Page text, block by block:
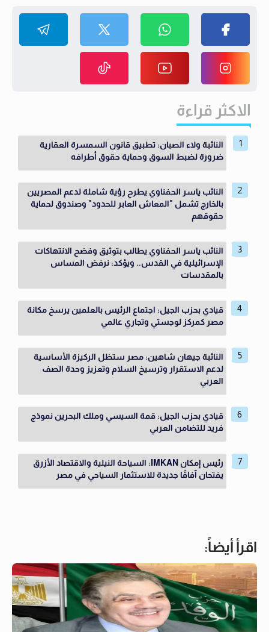
الاكثر قراءة
النائبة ولاء الصبان: تطبيق قانون السمسرة العقارية
ضرورة لضبط السوق وحماية حقوق أطرافه
النائب ياسر الحفناوي يطرح رؤية شاملة لدعم المصريين
بالخارج تشمل "المعاش العابر للحدود" وصندوق لحماية
حقوقهم
النائب ياسر الحفناوي يطالب بتوثيق وفضح الانتهاكات
الإسرائيلية في القدس.. ويؤكد: نرفض المساس
بالمقدسات
قيادي بحزب الجيل: اجتماع الرئيس بالعلمين يرسخ مكانة
مصر كمركز لوجستي وتجاري عالمي
النائبة جيهان شاهين: مصر ستظل الركيزة الأساسية
لدعم الاستقرار وترسيخ السلام وتعزيز وحدة الصف
العربي
قيادي بحزب الجيل: قمة السيسي وملك البحرين نموذج
فريد للتضامن العربي
رئيس إمكان IMKAN: السياحة النيلية والاقتصاد الأزرق
يفتحان آفاقًا جديدة للاستثمار السياحي في مصر
اقرأ أيضاً: